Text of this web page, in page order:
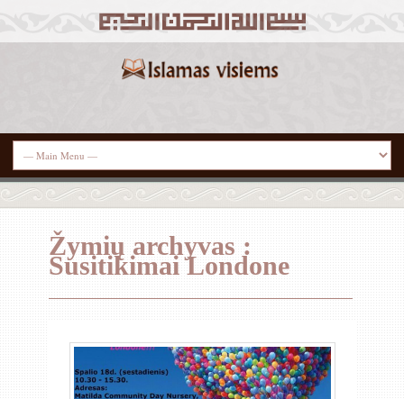
Žymių archyvas :
Susitikimai Londone